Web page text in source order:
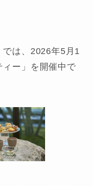
では、2026年5月1
ィー」を開催中で